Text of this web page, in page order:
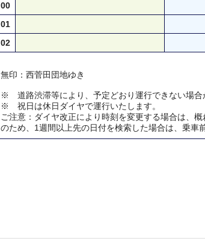
00
01
02
無印：西菅田団地ゆき
※ 道路渋滞等により、予定どおり運行できない場合
※ 祝日は休日ダイヤで運行いたします。
ご注意：ダイヤ改正により時刻を変更する場合は、
のため、1週間以上先の日付を検索した場合は、乗車